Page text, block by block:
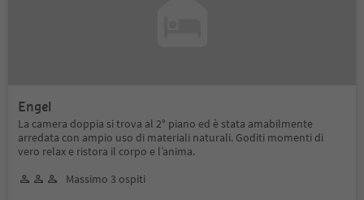
Engel
La camera doppia si trova al 2° piano ed è stata amabilmente
arredata con ampio uso di materiali naturali. Goditi momenti di
vero relax e ristora il corpo e l’anima.
Massimo 3 ospiti